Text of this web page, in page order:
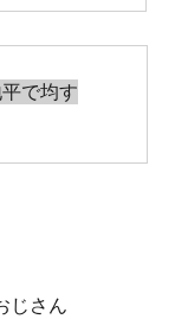
で均す
じさん